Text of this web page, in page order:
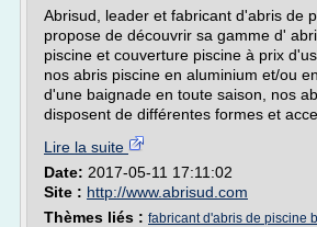
Abrisud, leader et fabricant d'abris de
propose de découvrir sa gamme d'
piscine et couverture piscine à prix
nos abris piscine en aluminium et/ou
d'une baignade en toute saison, nos
disposent de différentes formes et
Lire la suite
Date: 2017-05-11 17:11:02
Site : http://www.abrisud.com
Thèmes liés : fabricant d'abris de piscine